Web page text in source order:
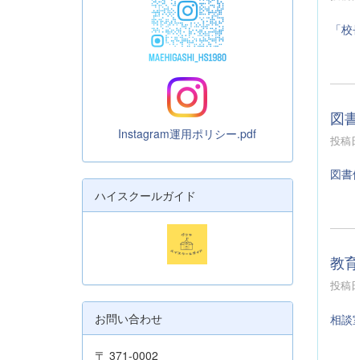
「
図
投稿
図
教
投稿
相談
Instagram運用ポリシー.pdf
ハイスクールガイド
お問い合わせ
〒 371-0002